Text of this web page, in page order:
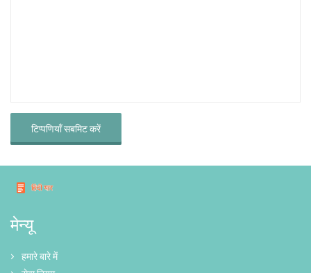
टिप्पणियाँ सबमिट करें
मेन्यू
हमारे बारे में